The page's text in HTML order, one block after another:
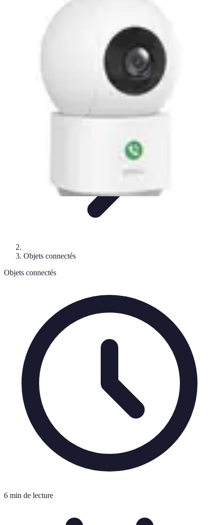
Objets Connectés
Objets connectés
Objets connectés
6 min de lecture